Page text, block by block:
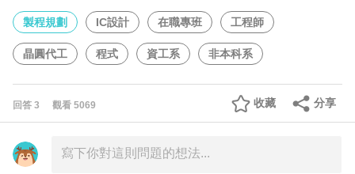
製程規劃 IC設計 在職專班 工程師
晶圓代工 程式 資工系 非本科系
回答 3 觀看 5069 分享
收藏